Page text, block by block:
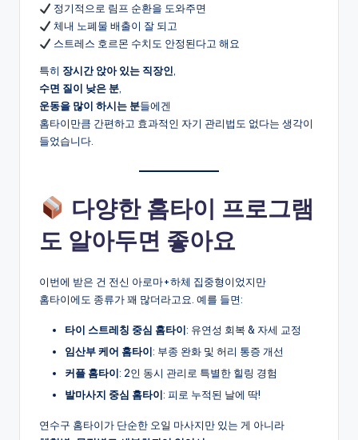
정기적으로 림프 순환을 도와주면
체내 노폐물 배출이 잘 되고
스트레스 호르몬 수치도 안정된다고 해요
특히 장시간 앉아 있는 직장인,
수면 질이 낮은 분,
운동을 많이 하시는 분들에겐
홈타이만큼 간편하고 효과적인 자기 관리법도 없다는 생각이
들었습니다.
다양한 홈타이 프로그램
도 알아두면 좋아요
이번에 받은 건 전신 아로마+하체 집중형이었지만
홈타이에도 종류가 꽤 많더라고요. 예를 들면:
타이 스트레칭 중심 홈타이: 유연성 회복 & 자세 교정
임산부 케어 홈타이: 부종 완화 및 허리 통증 개선
커플 홈타이: 2인 동시 관리로 특별한 힐링 경험
발마사지 중심 홈타이: 피로 누적된 날에 딱!
연수구 홈타이가 단순한 오일 마사지만 있는 게 아니라